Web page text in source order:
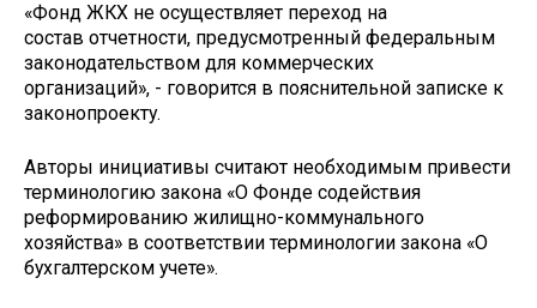
«Фонд ЖКХ не осуществляет переход на
состав отчетности, предусмотренный федеральным
законодательством для коммерческих
организаций», - говорится в пояснительной записке к
законопроекту.
Авторы инициативы считают необходимым привести
терминологию закона «О Фонде содействия
реформированию жилищно-коммунального
хозяйства» в соответствии терминологии закона «О
бухгалтерском учете».